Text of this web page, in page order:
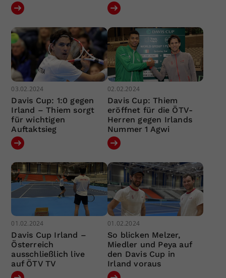
03.02.2024
Davis Cup: 1:0 gegen
Irland – Thiem sorgt
für wichtigen
Auftaktsieg
02.02.2024
Davis Cup: Thiem
eröffnet für die ÖTV-
Herren gegen Irlands
Nummer 1 Agwi
01.02.2024
Davis Cup Irland –
Österreich
ausschließlich live
auf ÖTV TV
01.02.2024
So blicken Melzer,
Miedler und Peya auf
den Davis Cup in
Irland voraus